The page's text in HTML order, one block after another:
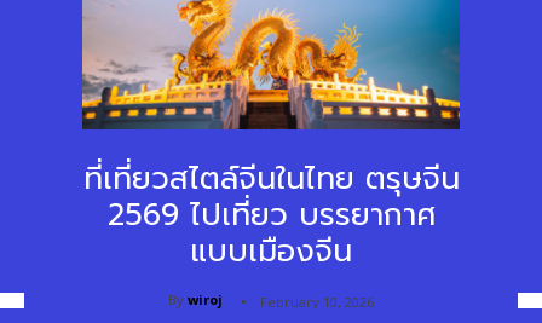
ที่เที่ยวสไตล์จีนในไทย ตรุษจีน
2569 ไปเที่ยว บรรยากาศ
แบบเมืองจีน
By wiroj February 10, 2026